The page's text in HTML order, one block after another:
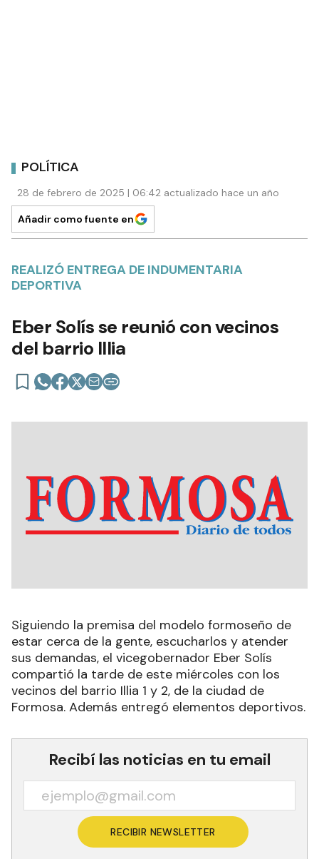
POLÍTICA
28 de febrero de 2025 | 06:42 actualizado hace un año
Añadir como fuente en
REALIZÓ ENTREGA DE INDUMENTARIA
DEPORTIVA
Eber Solís se reunió con vecinos
del barrio Illia
Siguiendo la premisa del modelo formoseño de
estar cerca de la gente, escucharlos y atender
sus demandas, el vicegobernador Eber Solís
compartió la tarde de este miércoles con los
vecinos del barrio Illia 1 y 2, de la ciudad de
Formosa. Además entregó elementos deportivos.
Recibí las noticias en tu email
RECIBIR NEWSLETTER